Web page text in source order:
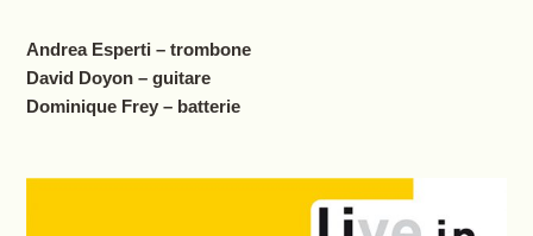
Andrea Esperti – trombone
David Doyon – guitare
Dominique Frey – batterie